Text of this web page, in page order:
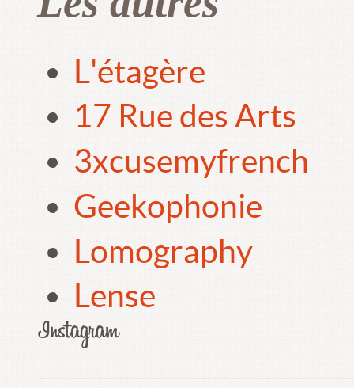
L'étagère
17 Rue des Arts
3xcusemyfrench
Geekophonie
Lomography
Lense